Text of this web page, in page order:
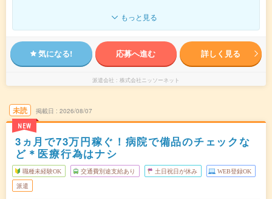
もっと見る
気になる! 応募へ進む 詳しく見る
派遣会社 株式会社ニッソーネット
未読
NEW
掲載日 2026/08/07
3ヵ月で73万円稼ぐ！病院で備品のチェックな
ど＊医療行為はナシ
職種未経験OK 交通費別途支給あり 土日祝日が休み WEB登録OK
派遣